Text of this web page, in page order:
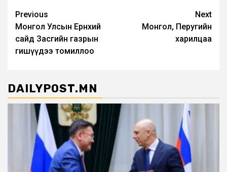
Post
navigation
Previous
Монгол Улсын Ерөнхий
сайд Засгийн газрын
гишүүдээ томиллоо
Next
Монгол, Перугийн
харилцаа
DAILYPOST.MN